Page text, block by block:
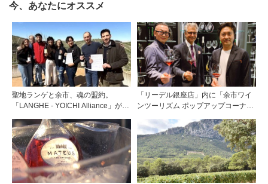
今、あなたにオススメ
聖地ランゲと余市、魂の盟約。
「LANGHE - YOICHI Alliance」が切
「リーデル銀座店」内に「余市ワイ
ンツーリズム ポップアップコーナ
ンと食を発信